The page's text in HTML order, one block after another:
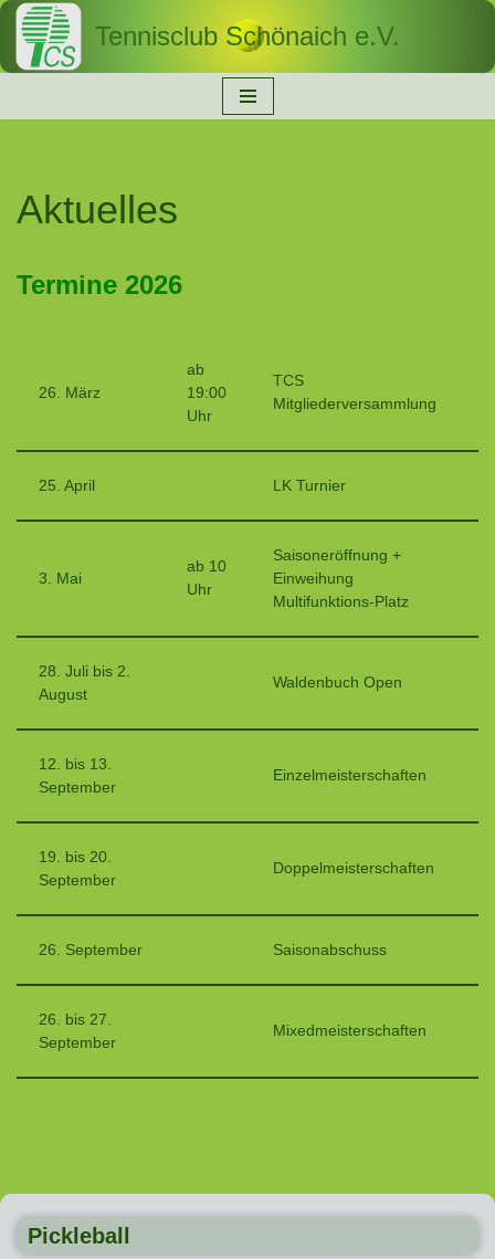
Zum
Tennisclub Schönaich e.V.
Aktuelles
Termine 2026
26. März
ab
19:00
Uhr
TCS
Mitgliederversammlung
25. April LK Turnier
3. Mai
ab 10
Uhr
Saisoneröffnung +
Einweihung
Multifunktions-Platz
28. Juli bis 2.
August
Waldenbuch Open
12. bis 13.
September
Einzelmeisterschaften
19. bis 20.
September
Doppelmeisterschaften
26. September Saisonabschuss
26. bis 27.
September
Mixedmeisterschaften
Pickleball